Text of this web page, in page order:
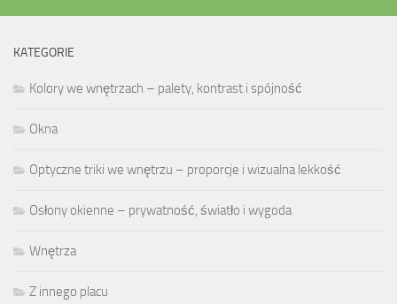
KATEGORIE
Kolory we wnętrzach – palety, kontrast i spójność
Okna
Optyczne triki we wnętrzu – proporcje i wizualna lekkość
Osłony okienne – prywatność, światło i wygoda
Wnętrza
Z innego placu